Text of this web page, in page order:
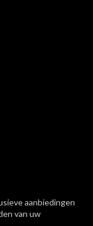
aanbiedingen
van uw